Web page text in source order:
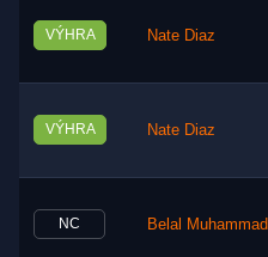
VÝHRA Nate Diaz
VÝHRA Nate Diaz
NC Belal Muhammad